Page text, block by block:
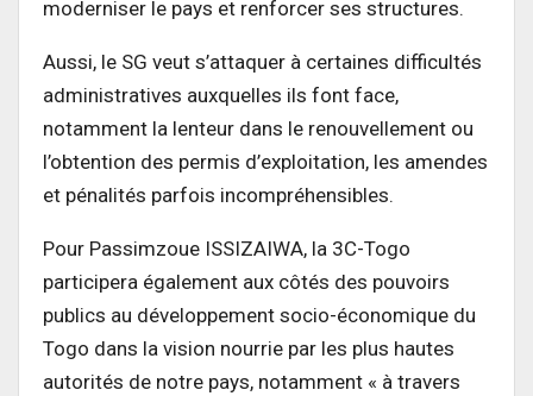
moderniser le pays et renforcer ses structures.
Aussi, le SG veut s’attaquer à certaines difficultés
administratives auxquelles ils font face,
notamment la lenteur dans le renouvellement ou
l’obtention des permis d’exploitation, les amendes
et pénalités parfois incompréhensibles.
Pour Passimzoue ISSIZAIWA, la 3C-Togo
participera également aux côtés des pouvoirs
publics au développement socio-économique du
Togo dans la vision nourrie par les plus hautes
autorités de notre pays, notamment « à travers